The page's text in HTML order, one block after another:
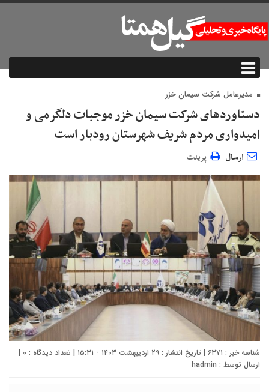
مدیرعامل شرکت سیمان خزر
دستاورد‌های شرکت سیمان خزر موجبات دلگرمی و
امیدواری مردم شریف شهرستان رودبار است
ارسال پرینت
شناسه خبر : ۶۳۷۱ | تاریخ انتشار : ۲۹ اردیبهشت ۱۴۰۳ - ۱۵:۳۱ | تعداد دیدگاه : ۰ |
ارسال توسط : hadmin